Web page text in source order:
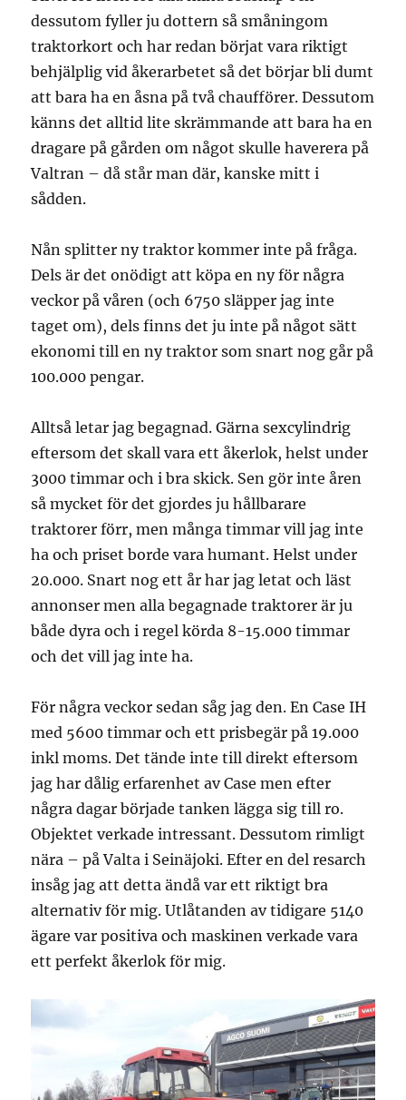
dessutom fyller ju dottern så småningom
traktorkort och har redan börjat vara riktigt
behjälplig vid åkerarbetet så det börjar bli dumt
att bara ha en åsna på två chaufförer. Dessutom
känns det alltid lite skrämmande att bara ha en
dragare på gården om något skulle haverera på
Valtran – då står man där, kanske mitt i
sådden.
Nån splitter ny traktor kommer inte på fråga.
Dels är det onödigt att köpa en ny för några
veckor på våren (och 6750 släpper jag inte
taget om), dels finns det ju inte på något sätt
ekonomi till en ny traktor som snart nog går på
100.000 pengar.
Alltså letar jag begagnad. Gärna sexcylindrig
eftersom det skall vara ett åkerlok, helst under
3000 timmar och i bra skick. Sen gör inte åren
så mycket för det gjordes ju hållbarare
traktorer förr, men många timmar vill jag inte
ha och priset borde vara humant. Helst under
20.000. Snart nog ett år har jag letat och läst
annonser men alla begagnade traktorer är ju
både dyra och i regel körda 8-15.000 timmar
och det vill jag inte ha.
För några veckor sedan såg jag den. En Case IH
med 5600 timmar och ett prisbegär på 19.000
inkl moms. Det tände inte till direkt eftersom
jag har dålig erfarenhet av Case men efter
några dagar började tanken lägga sig till ro.
Objektet verkade intressant. Dessutom rimligt
nära – på Valta i Seinäjoki. Efter en del resarch
insåg jag att detta ändå var ett riktigt bra
alternativ för mig. Utlåtanden av tidigare 5140
ägare var positiva och maskinen verkade vara
ett perfekt åkerlok för mig.